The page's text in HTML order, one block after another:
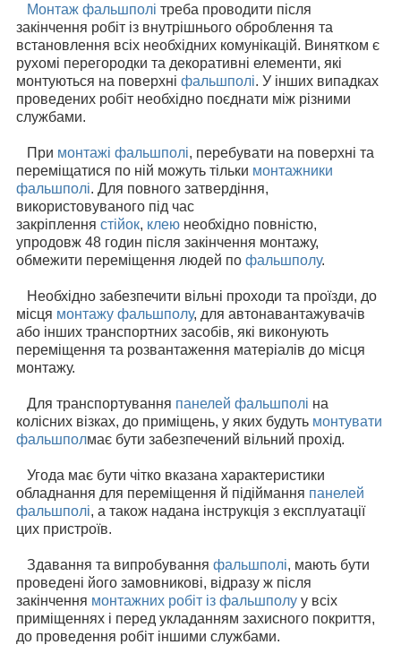
Монтаж фальшполі треба проводити після
закінчення робіт із внутрішнього оброблення та
встановлення всіх необхідних комунікацій. Винятком є
рухомі перегородки та декоративні елементи, які
монтуються на поверхні фальшполі. У інших випадках
проведених робіт необхідно поєднати між різними
службами.
При монтажі фальшполі, перебувати на поверхні та
переміщатися по ній можуть тільки монтажники
фальшполі. Для повного затвердіння,
використовуваного під час
закріплення стійок, клею необхідно повністю,
упродовж 48 годин після закінчення монтажу,
обмежити переміщення людей по фальшполу.
Необхідно забезпечити вільні проходи та проїзди, до
місця монтажу фальшполу, для автонавантажувачів
або інших транспортних засобів, які виконують
переміщення та розвантаження матеріалів до місця
монтажу.
Для транспортування панелей фальшполі на
колісних візках, до приміщень, у яких будуть монтувати
фальшполмає бути забезпечений вільний прохід.
Угода має бути чітко вказана характеристики
обладнання для переміщення й підіймання панелей
фальшполі, а також надана інструкція з експлуатації
цих пристроїв.
Здавання та випробування фальшполі, мають бути
проведені його замовникові, відразу ж після
закінчення монтажних робіт із фальшполу у всіх
приміщеннях і перед укладанням захисного покриття,
до проведення робіт іншими службами.